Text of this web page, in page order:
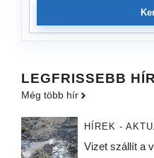
LEGFRISSEBB
Még több hír
HÍREK -
Vizet szállít a